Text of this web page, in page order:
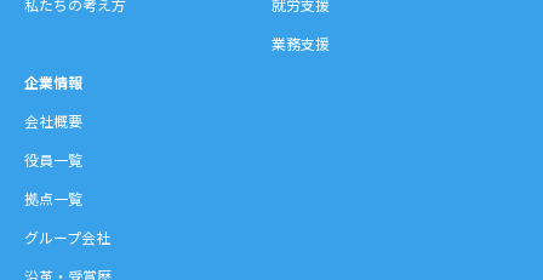
私たちの考え方
就労支援
業務支援
企業情報
会社概要
役員一覧
拠点一覧
グループ会社
沿革・受賞歴